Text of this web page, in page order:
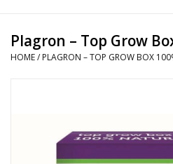
Smartshop
SEEDSHOP
Plagron – Top Grow
HOME/ PLAGRON – TOP GROW BOX